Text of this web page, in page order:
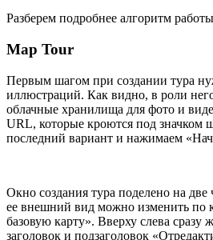
Разберем подробнее алгоритм
Map Tour
Первым шагом при создании тура
иллюстраций. Как видно, в роли
облачные хранилища для фото и
URL, которые кроются под значком
последний вариант и нажимаем
Окно создания тура поделено на
ее внешний вид можно изменить по
базовую карту». Вверху слева сразу
заголовок и подзаголовок